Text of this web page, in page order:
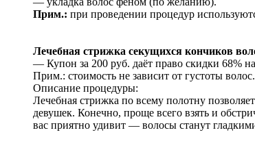
Прим.: при проведении процедур
Лечебная стрижка секущихся кончиков
— Купон за 200 руб. даёт право скидки 68%
Прим.: стоимость не зависит от густоты волос.
Описание процедуры:
Лечебная стрижка по всему полотну
девушек. Конечно, проще всего взять и
вас приятно удивит — волосы станут